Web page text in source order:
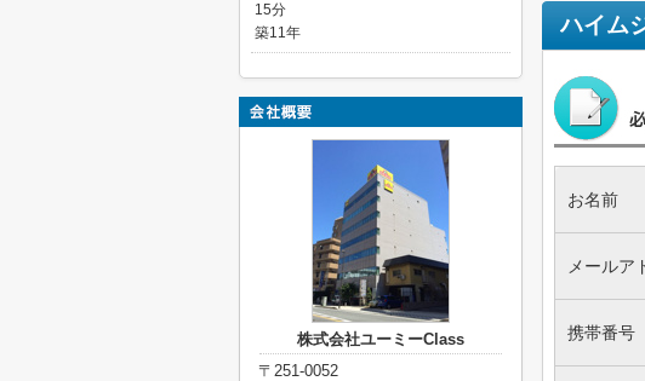
ハイム
お名前
メールア
携帯番号
15分
築11年
株式会社ユーミーClass
〒251-0052